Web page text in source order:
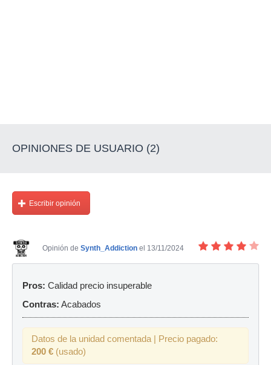
OPINIONES DE USUARIO (2)
Escribir opinión
Opinión de Synth_Addiction el 13/11/2024
Pros: Calidad precio insuperable
Contras: Acabados
Datos de la unidad comentada | Precio pagado:
200 € (usado)